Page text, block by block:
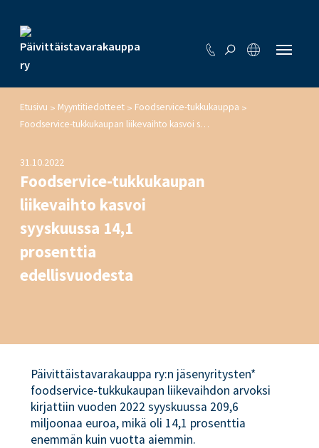
Etusivu > Myyntitiedotteet > Foodservice-tukkukauppa >
Foodservice-tukkukaupan liikevaihto kasvoi syyskuussa 14,1 prosenttia edellisvuodesta
31.10.2022
Foodservice-tukkukaupan
liikevaihto kasvoi
syyskuussa 14,1
prosenttia
edellisvuodesta
Päivittäistavarakauppa ry:n jäsenyritysten*
foodservice-tukkukaupan liikevaihdon arvoksi
kirjattiin vuoden 2022 syyskuussa 209,6
miljoonaa euroa, mikä oli 14,1 prosenttia
enemmän kuin vuotta aiemmin.